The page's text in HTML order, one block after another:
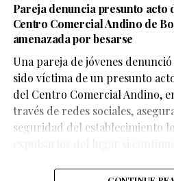
Pareja denuncia presunto acto
Centro Comercial Andino de
amenazada por besarse
Una pareja de jóvenes
sido víctima de un presunto
del Centro Comercial Andino,
través de redes sociales,
seguridad del establecimiento